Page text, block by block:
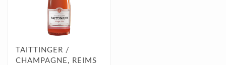
TAITTINGER /
CHAMPAGNE, REIMS